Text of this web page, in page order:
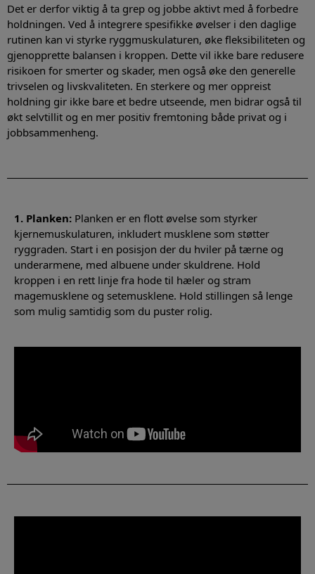
Det er derfor viktig å ta grep og jobbe aktivt med å forbedre
holdningen. Ved å integrere spesifikke øvelser i den daglige
rutinen kan vi styrke ryggmuskulaturen, øke fleksibiliteten og
gjenopprette balansen i kroppen. Dette vil ikke bare redusere
risikoen for smerter og skader, men også øke den generelle
trivselen og livskvaliteten. En sterkere og mer oppreist
holdning gir ikke bare et bedre utseende, men bidrar også til
økt selvtillit og en mer positiv fremtoning både privat og i
jobbsammenheng.
1. Planken: Planken er en flott øvelse som styrker
kjernemuskulaturen, inkludert musklene som støtter
ryggraden. Start i en posisjon der du hviler på tærne og
underarmene, med albuene under skuldrene. Hold
kroppen i en rett linje fra hode til hæler og stram
magemusklene og setemusklene. Hold stillingen så lenge
som mulig samtidig som du puster rolig.